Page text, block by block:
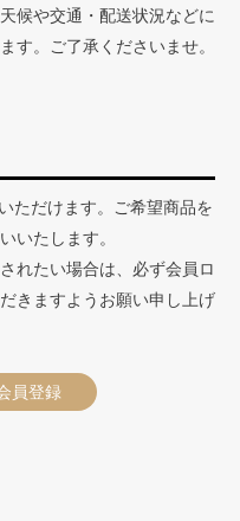
候や交通・配送状況などに
す。ご了承くださいませ。
ただけます。ご希望商品を
いたします。
れたい場合は、必ず会員ロ
きますようお願い申し上げ
員登録